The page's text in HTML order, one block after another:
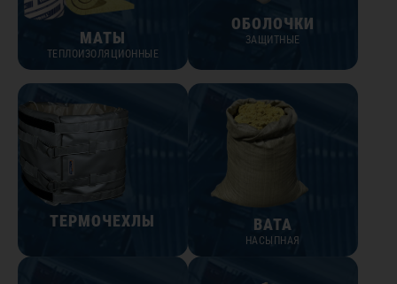
МАТЫ
ТЕПЛОИЗОЛЯЦИОННЫЕ
ОБОЛОЧКИ
ЗАЩИТНЫЕ
ТЕРМОЧЕХЛЫ ВАТА
НАСЫПНАЯ